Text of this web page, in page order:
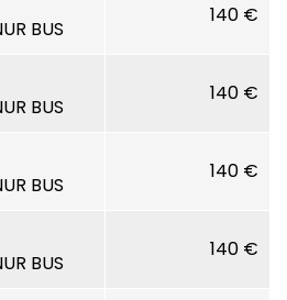
BUS
140 €
BUS
140 €
BUS
140 €
BUS
140 €